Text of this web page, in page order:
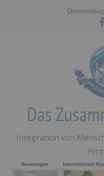
Das
Integration von